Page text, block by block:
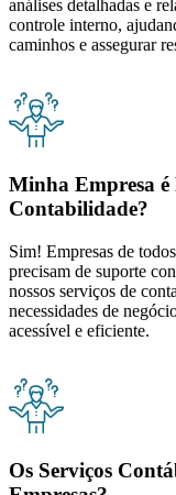
análises detalhadas e
controle interno,
caminhos e assegurar
Minha Empresa é
Contabilidade?
Sim! Empresas de
precisam de suporte
nossos serviços de
necessidades de
acessível e eficiente.
Os Serviços